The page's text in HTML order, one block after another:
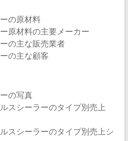
の原材料
原材料の主要メーカー
の主な販売業者
の主な顧客
の写真
スシーラーのタイプ別売上
スシーラーのタイプ別売上シ